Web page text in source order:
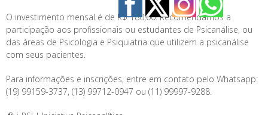
O investimento mensal é de R$ 180,00. Recomendamos a
participação aos profissionais ou estudantes de Psicanálise, ou
das áreas de Psicologia e Psiquiatria que utilizem a psicanálise
com seus pacientes.
Para informações e inscrições, entre em contato pelo Whatsapp:
(19) 99159-3737, (13) 99712-0947 ou (11) 99997-9288.